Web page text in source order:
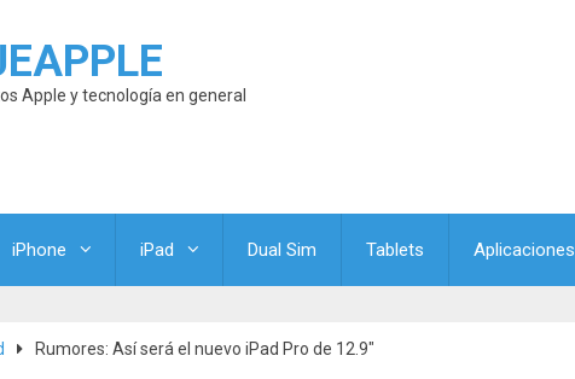
Apple y tecnología en general
iPhone iPad Dual Sim Tablets Aplicaciones
Rumores: Así será el nuevo iPad Pro de 12.9″